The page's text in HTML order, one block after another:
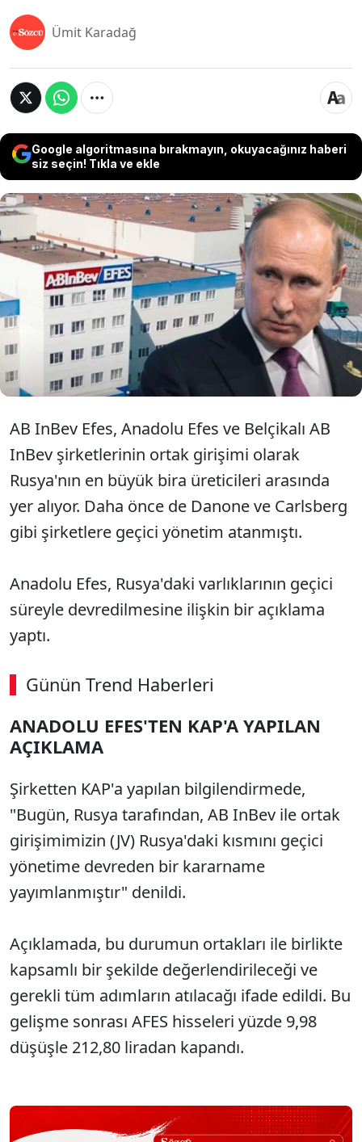
Ümit Karadağ
Google algoritmasına bırakmayın, okuyacağınız haberi
siz seçin! Tıkla ve ekle
Rusya'da faaliyet gösteren bira üreticisi AB InBev
Efes'in varlıklarına ve üretim tesislerine geçici
yönetim atanması kararlaştırıldı. Rusya Devlet
Başkanı Vladimir Putin'in imzaladığı
kararnameye göre, şirketin varlıkları geçici
olarak GK Vmeste adlı kuruluş tarafından
yönetilecek.
AB InBev Efes, Anadolu Efes ve Belçikalı AB
InBev şirketlerinin ortak girişimi olarak
Rusya'nın en büyük bira üreticileri arasında
yer alıyor. Daha önce de Danone ve Carlsberg
gibi şirketlere geçici yönetim atanmıştı.
Anadolu Efes, Rusya'daki varlıklarının geçici
süreyle devredilmesine ilişkin bir açıklama
yaptı.
Günün Trend Haberleri
SÖZCÜ SON DAKİKA
ANADOLU EFES'TEN KAP'A YAPILAN
AÇIKLAMA
Şirketten KAP'a yapılan bilgilendirmede,
"Bugün, Rusya tarafından, AB InBev ile ortak
girişimimizin (JV) Rusya'daki kısmını geçici
yönetime devreden bir kararname
yayımlanmıştır" denildi.
Açıklamada, bu durumun ortakları ile birlikte
kapsamlı bir şekilde değerlendirileceği ve
gerekli tüm adımların atılacağı ifade edildi. Bu
gelişme sonrası AFES hisseleri yüzde 9,98
düşüşle 212,80 liradan kapandı.